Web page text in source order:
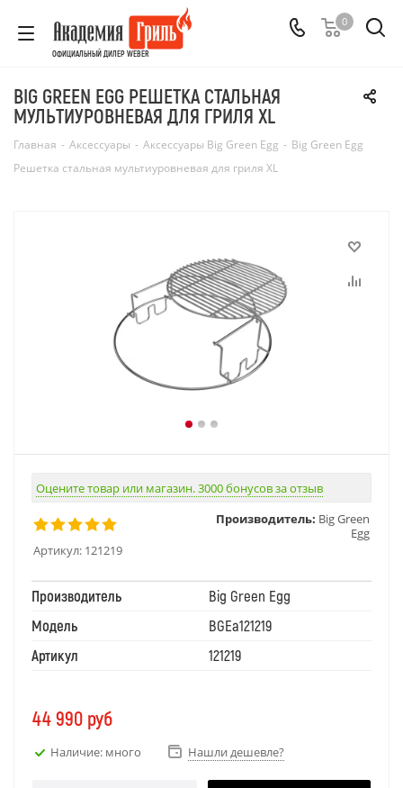
ОФИЦИАЛЬНЫЙ ДИЛЕР WEBER
0
BIG GREEN EGG РЕШЕТКА СТАЛЬНАЯ
МУЛЬТИУРОВНЕВАЯ ДЛЯ ГРИЛЯ ХL
Главная - Аксессуары - Аксессуары Big Green Egg - Big Green Egg
Решетка стальная мультиуровневая для гриля ХL
Оцените товар или магазин. 3000 бонусов за отзыв
Артикул: 121219
Производитель: Big Green
Egg
Производитель
Big Green Egg
Модель
BGEa121219
Артикул
121219
44 990 руб
Наличие: много Нашли дешевле?